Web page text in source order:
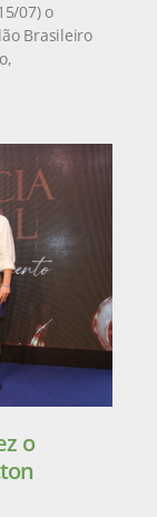
07) o
Brasileiro
o